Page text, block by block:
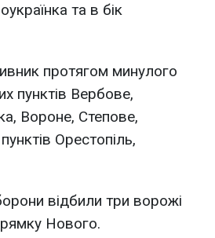
та в бік
протягом минулого
пунктів Вербове,
Вороне, Степове,
Орестопіль,
відбили три ворожі
Нового.